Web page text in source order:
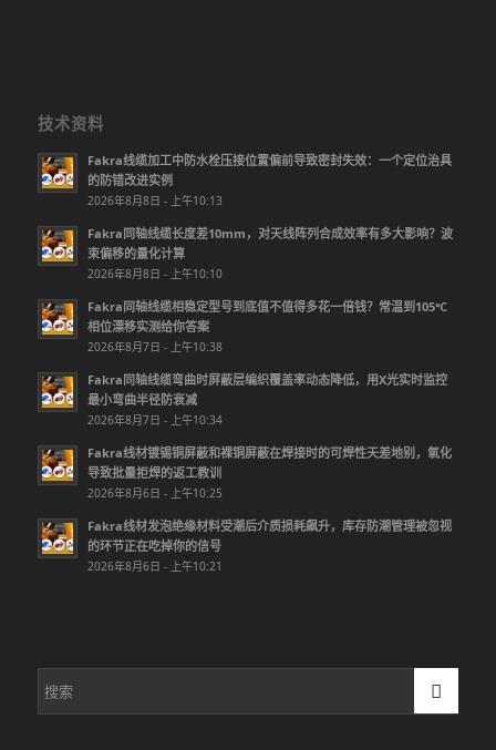
技术资料
Fakra线缆加工中防水栓压接位置偏前导致密封失效：一个定位治具
的防错改进实例
2026年8月8日 - 上午10:13
Fakra同轴线缆长度差10mm，对天线阵列合成效率有多大影响？波
束偏移的量化计算
2026年8月8日 - 上午10:10
Fakra同轴线缆相稳定型号到底值不值得多花一倍钱？常温到105℃
相位漂移实测给你答案
2026年8月7日 - 上午10:38
Fakra同轴线缆弯曲时屏蔽层编织覆盖率动态降低，用X光实时监控
最小弯曲半径防衰减
2026年8月7日 - 上午10:34
Fakra线材镀锡铜屏蔽和裸铜屏蔽在焊接时的可焊性天差地别，氧化
导致批量拒焊的返工教训
2026年8月6日 - 上午10:25
Fakra线材发泡绝缘材料受潮后介质损耗飙升，库存防潮管理被忽视
的环节正在吃掉你的信号
2026年8月6日 - 上午10:21